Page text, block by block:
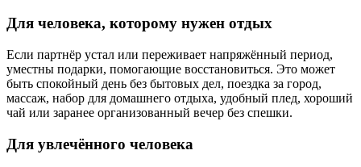
Для человека, которому нужен отдых
Если партнёр устал или переживает напряжённый период,
уместны подарки, помогающие восстановиться. Это может
быть спокойный день без бытовых дел, поездка за город,
массаж, набор для домашнего отдыха, удобный плед, хороший
чай или заранее организованный вечер без спешки.
Для увлечённого человека